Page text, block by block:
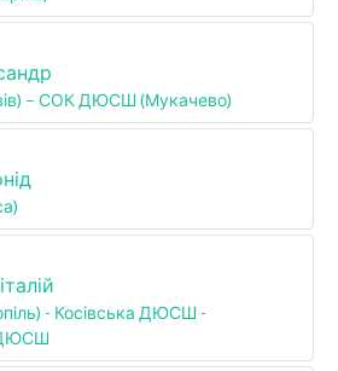
– СОК ДЮСШ (Мукачево)
- Косівська ДЮСШ -